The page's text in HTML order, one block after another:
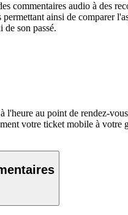
commentaires audio à des
ainsi de comparer
de son passé.
l'heure au point de rendez-vous
votre ticket mobile à votre